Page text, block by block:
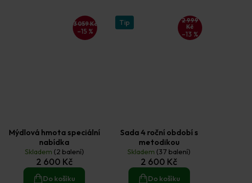
3 059 Kč
–15 %
Mýdlová hmota speciální
nabídka
Skladem (2 balení)
2 600 Kč
Do košíku
Tip
2 999
Kč
–13 %
Sada 4 roční období s
metodikou
Skladem (37 balení)
2 600 Kč
Do košíku